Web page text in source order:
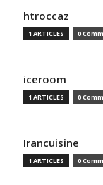
htroccaz
1 ARTICLES 0
iceroom
1 ARTICLES 0
Irancuisine
1 ARTICLES 0